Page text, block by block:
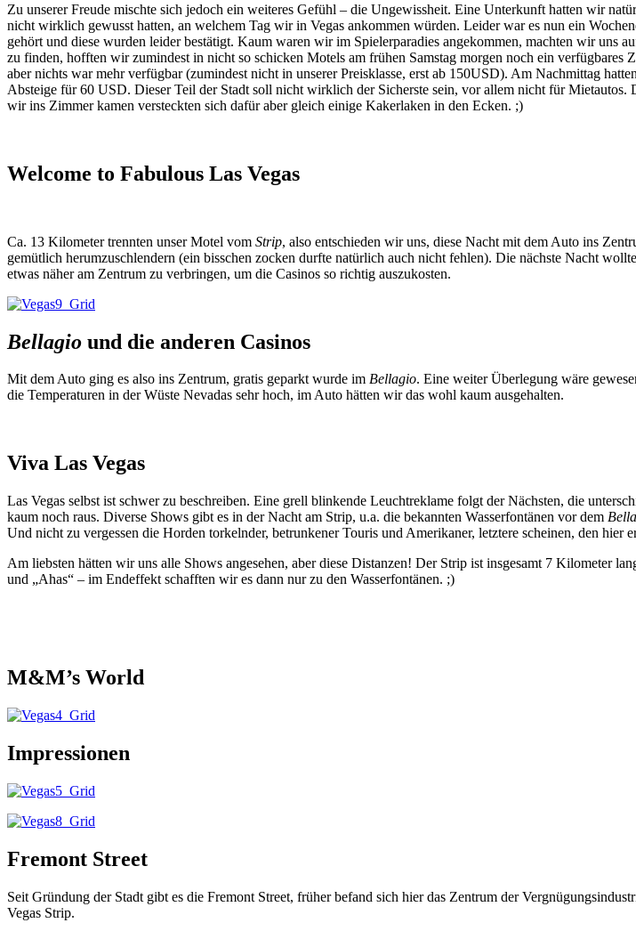
Zu unserer Freude mischte sich jedoch ein weiteres Gefühl – die Ungewissheit. Eine Unterkunft hatten wir
nicht wirklich gewusst hatten, an welchem Tag wir in Vegas ankommen würden. Leider war es nun ein
gehört und diese wurden leider bestätigt. Kaum waren wir im Spielerparadies angekommen, machten wir uns
zu finden, hofften wir zumindest in nicht so schicken Motels am frühen Samstag morgen noch ein
aber nichts war mehr verfügbar (zumindest nicht in unserer Preisklasse, erst ab 150USD). Am Nachmittag
Absteige für 60 USD. Dieser Teil der Stadt soll nicht wirklich der Sicherste sein, vor allem nicht für
wir ins Zimmer kamen versteckten sich dafür aber gleich einige Kakerlaken in den Ecken. ;)
Welcome to Fabulous Las Vegas
Ca. 13 Kilometer trennten unser Motel vom Strip, also entschieden wir uns, diese Nacht mit dem Auto ins
gemütlich herumzuschlendern (ein bisschen zocken durfte natürlich auch nicht fehlen). Die nächste Nacht
etwas näher am Zentrum zu verbringen, um die Casinos so richtig auszukosten.
Bellagio und die anderen Casinos
Mit dem Auto ging es also ins Zentrum, gratis geparkt wurde im Bellagio. Eine weiter Überlegung wäre
die Temperaturen in der Wüste Nevadas sehr hoch, im Auto hätten wir das wohl kaum ausgehalten.
Viva Las Vegas
Las Vegas selbst ist schwer zu beschreiben. Eine grell blinkende Leuchtreklame folgt der Nächsten, die
kaum noch raus. Diverse Shows gibt es in der Nacht am Strip, u.a. die bekannten Wasserfontänen vor dem
Und nicht zu vergessen die Horden torkelnder, betrunkener Touris und Amerikaner, letztere scheinen, den
Am liebsten hätten wir uns alle Shows angesehen, aber diese Distanzen! Der Strip ist insgesamt 7 Kilometer
und „Ahas“ – im Endeffekt schafften wir es dann nur zu den Wasserfontänen. ;)
M&M’s World
Impressionen
Fremont Street
Seit Gründung der Stadt gibt es die Fremont Street, früher befand sich hier das Zentrum der
Vegas Strip.